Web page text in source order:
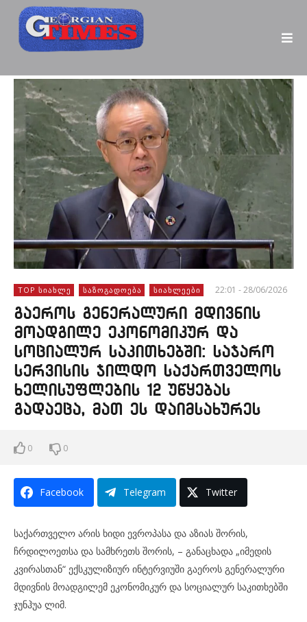
TOP ᲡᲘᲐᲮᲚᲔ ᲡᲐᲖᲝᲒᲐᲓᲝᲔᲑᲐ ᲡᲘᲐᲮᲚᲔᲔᲑᲘ 22:01 - 28/06/2026
გაეროს გენერალური მდივნის
მოადგილე ეკონომიკურ და
სოციალურ საკითხებში: საჯარო
სერვისის ჯილდო საქართველოს
ხელისუფლების 12 უწყებას
გადაეცა, მათ ეს დაიმსახურეს
0 0
Facebook Telegram Twitter
საქართველო არის ხიდი ევროპასა და აზიას შორის,
ჩრდილოეთსა და სამხრეთს შორის, – განაცხადა „იმედის
კვირასთან“ ექსკულიზიურ ინტერვიუში გაეროს გენერალური
მდივნის მოადგილემ ეკონომიკურ და სოციალურ საკითხებში
ჯუნჰუა ლიმ.